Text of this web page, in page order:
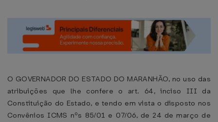
O GOVERNADOR DO ESTADO DO MARANHÃO, no uso das
atribuições que lhe confere o art. 64, inciso III da
Constituição do Estado, e tendo em vista o disposto nos
Convênios ICMS nºs 85/01 e 07/06, de 24 de março de